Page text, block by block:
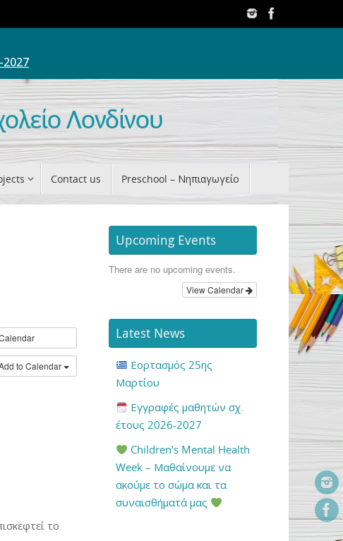
Λονδίνου
Contact us Preschool – Νηπιαγωγείο
to Calendar
το
Upcoming Events
There are no upcoming events.
View Calendar
Latest News
Εορτασμός 25ης
Μαρτίου
Εγγραφές μαθητών σχ.
έτους 2026-2027
Children’s Mental Health
Week – Μαθαίνουμε να
ακούμε το σώμα και τα
συναισθήματά μας